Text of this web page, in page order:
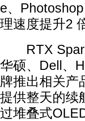
e、
理速度提升2
RTX Spark
华硕、Dell、
牌推出相关产
提供整天的续
过堆叠式